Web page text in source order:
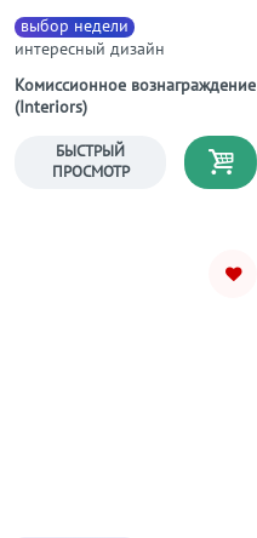
Комиссионное вознаграждение
(Interiors)
выбор недели
интересный дизайн
БЫСТРЫЙ
ПРОСМОТР